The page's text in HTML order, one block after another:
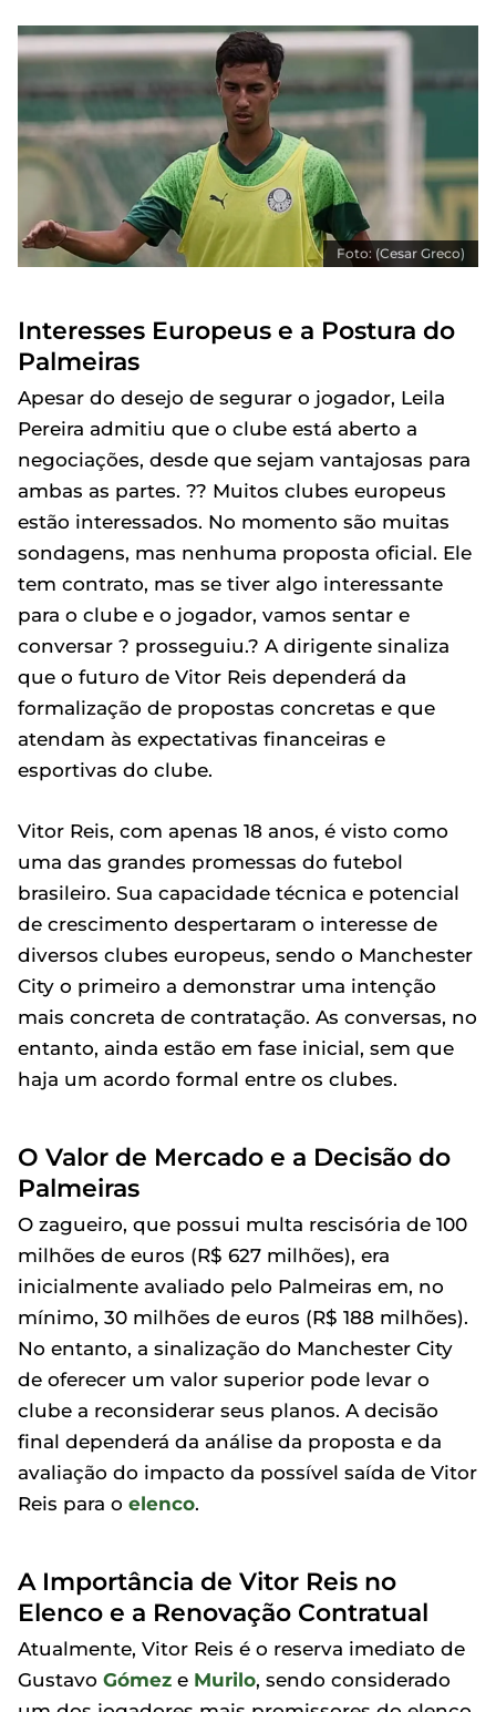
Foto: (Cesar Greco)
Interesses Europeus e a Postura do
Palmeiras
Apesar do desejo de segurar o jogador, Leila
Pereira admitiu que o clube está aberto a
negociações, desde que sejam vantajosas para
ambas as partes. ?? Muitos clubes europeus
estão interessados. No momento são muitas
sondagens, mas nenhuma proposta oficial. Ele
tem contrato, mas se tiver algo interessante
para o clube e o jogador, vamos sentar e
conversar ? prosseguiu.? A dirigente sinaliza
que o futuro de Vitor Reis dependerá da
formalização de propostas concretas e que
atendam às expectativas financeiras e
esportivas do clube.
Vitor Reis, com apenas 18 anos, é visto como
uma das grandes promessas do futebol
brasileiro. Sua capacidade técnica e potencial
de crescimento despertaram o interesse de
diversos clubes europeus, sendo o Manchester
City o primeiro a demonstrar uma intenção
mais concreta de contratação. As conversas, no
entanto, ainda estão em fase inicial, sem que
haja um acordo formal entre os clubes.
O Valor de Mercado e a Decisão do
Palmeiras
O zagueiro, que possui multa rescisória de 100
milhões de euros (R$ 627 milhões), era
inicialmente avaliado pelo Palmeiras em, no
mínimo, 30 milhões de euros (R$ 188 milhões).
No entanto, a sinalização do Manchester City
de oferecer um valor superior pode levar o
clube a reconsiderar seus planos. A decisão
final dependerá da análise da proposta e da
avaliação do impacto da possível saída de Vitor
Reis para o elenco.
A Importância de Vitor Reis no
Elenco e a Renovação Contratual
Atualmente, Vitor Reis é o reserva imediato de
Gustavo Gómez e Murilo, sendo considerado